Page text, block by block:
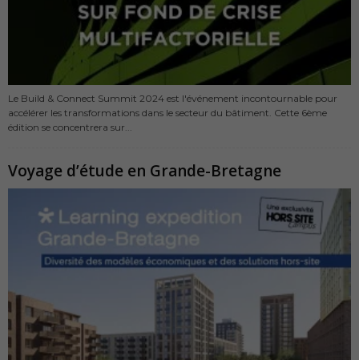
Le Build & Connect Summit 2024 est l'événement incontournable pour
accélérer les transformations dans le secteur du bâtiment. Cette 6ème
édition se concentrera sur...
Voyage d’étude en Grande-Bretagne